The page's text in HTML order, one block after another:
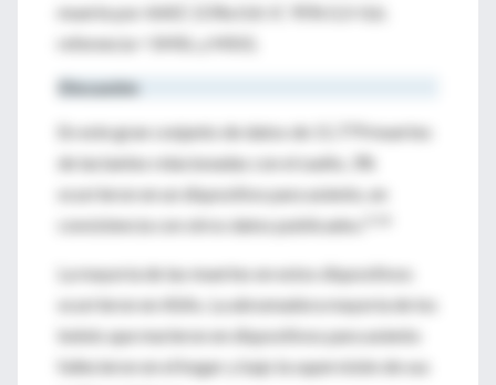
muerte por AAEC (ORa 0,4; IC 95% 0,3–0,6;
referencia = SMSL y MSII).
Discusión
En este gran conjunto de datos de 11.779 muertes
de lactantes relacionadas con el sueño, 3%
ocurrieron en un dispositivo para asiento, en
consistencia con otros datos publicados.
La mayoría de las muertes en estos dispositivos
ocurrieron en ASAs. La abrumadora mayoría de los
bebés que murieron en dispositivos para asiento
fallecieron en el hogar y bajo la supervisión de sus